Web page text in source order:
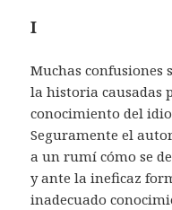
I
Muchas confusiones
la historia causadas
conocimiento del
Seguramente el
a un rumí cómo se
y ante la ineficaz
inadecuado